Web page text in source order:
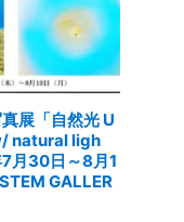
展「自然光 U
natural ligh
月30日～8月1
GALLER